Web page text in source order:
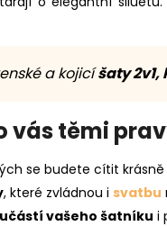
a kojicíšaty
vás těmi
se budete cítit krásně
, které zvládnou i svatbu
vašeho šatníku i